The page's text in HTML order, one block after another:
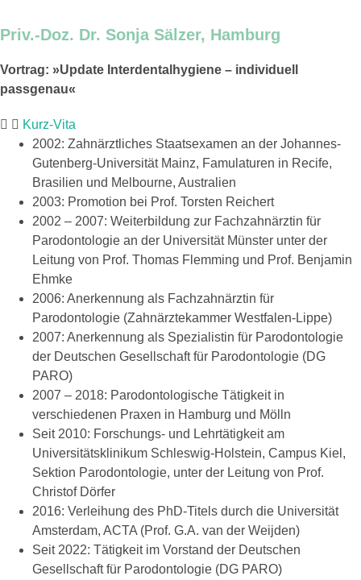
Priv.-Doz. Dr. Sonja Sälzer, Hamburg
Vortrag: »Update Interdentalhygiene – individuell
passgenau«
Kurz-Vita
2002: Zahnärztliches Staatsexamen an der Johannes-
Gutenberg-Universität Mainz, Famulaturen in Recife,
Brasilien und Melbourne, Australien
2003: Promotion bei Prof. Torsten Reichert
2002 – 2007: Weiterbildung zur Fachzahnärztin für
Parodontologie an der Universität Münster unter der
Leitung von Prof. Thomas Flemming und Prof. Benjamin
Ehmke
2006: Anerkennung als Fachzahnärztin für
Parodontologie (Zahnärztekammer Westfalen-Lippe)
2007: Anerkennung als Spezialistin für Parodontologie
der Deutschen Gesellschaft für Parodontologie (DG
PARO)
2007 – 2018: Parodontologische Tätigkeit in
verschiedenen Praxen in Hamburg und Mölln
Seit 2010: Forschungs- und Lehrtätigkeit am
Universitätsklinikum Schleswig-Holstein, Campus Kiel,
Sektion Parodontologie, unter der Leitung von Prof.
Christof Dörfer
2016: Verleihung des PhD-Titels durch die Universität
Amsterdam, ACTA (Prof. G.A. van der Weijden)
Seit 2022: Tätigkeit im Vorstand der Deutschen
Gesellschaft für Parodontologie (DG PARO)